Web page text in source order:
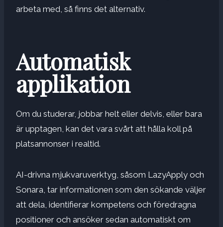
arbeta med, så finns det alternativ.
Automatisk
applikation
Om du studerar, jobbar helt eller delvis, eller bara
är upptagen, kan det vara svårt att hålla koll på
platsannonser i realtid.
AI-drivna mjukvaruverktyg, såsom LazyApply och
Sonara, tar informationen som den sökande väljer
att dela, identifierar kompetens och föredragna
positioner och ansöker sedan automatiskt om